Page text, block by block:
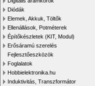
Diódák
Elemek, Akkuk, Töltők
Ellenállások, Potméterek
Építőkészletek (KIT, Modul)
Erősáramú szerelés
Fejlesztőeszközök
Foglalatok
Hobbielektronika.hu
Induktivitás, Transzformátor